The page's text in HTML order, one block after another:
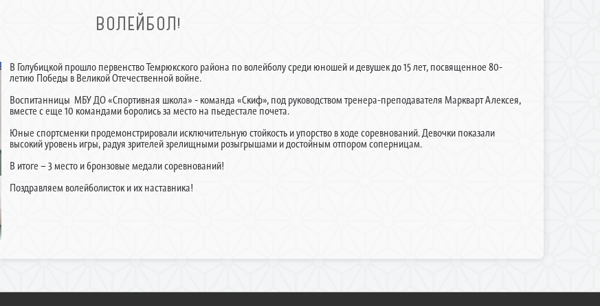
ВОЛЕЙБОЛ!
В Голубицкой прошло первенство Темрюкского района по волейболу среди юношей и девушек до 15 лет, посвященное 80-
летию Победы в Великой Отечественной войне.
Воспитанницы МБУ ДО «Спортивная школа» - команда «Скиф», под руководством тренера-преподавателя Маркварт Алексея,
вместе с еще 10 командами боролись за место на пьедестале почета.
Юные спортсменки продемонстрировали исключительную стойкость и упорство в ходе соревнований. Девочки показали
высокий уровень игры, радуя зрителей зрелищными розыгрышами и достойным отпором соперницам.
В итоге – 3 место и бронзовые медали соревнований!
Поздравляем волейболисток и их наставника!